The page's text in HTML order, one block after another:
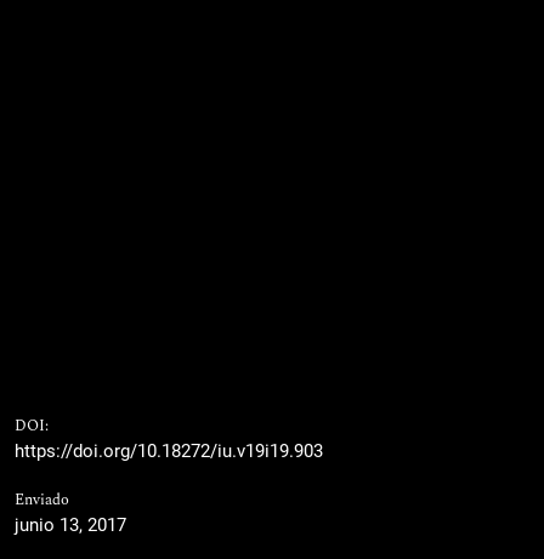
DOI:
https://doi.org/10.18272/iu.v19i19.903
Enviado
junio 13, 2017